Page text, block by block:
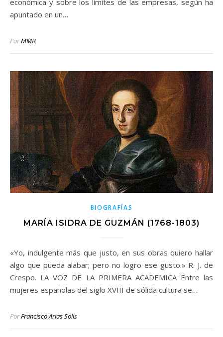
económica y sobre los límites de las empresas, según ha
apuntado en un…
PorMMB
BIOGRAFÍAS
MARÍA ISIDRA DE GUZMÁN (1768-1803)
«Yo, indulgente más que justo, en sus obras quiero hallar
algo que pueda alabar; pero no logro ese gusto.» R. J. de
Crespo. LA VOZ DE LA PRIMERA ACADEMICA Entre las
mujeres españolas del siglo XVIII de sólida cultura se…
PorFrancisco Arias Solís